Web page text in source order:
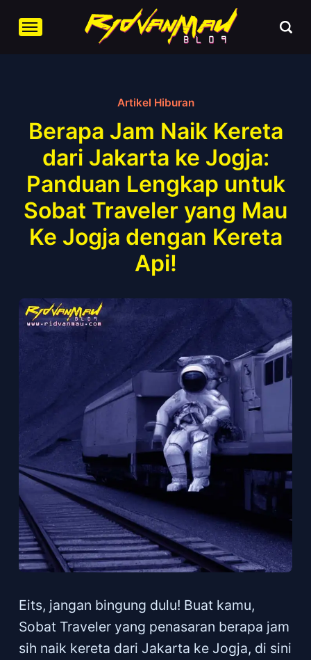
Artikel Hiburan
Berapa Jam Naik Kereta
dari Jakarta ke Jogja:
Panduan Lengkap untuk
Sobat Traveler yang Mau
Ke Jogja dengan Kereta
Api!
Eits, jangan bingung dulu! Buat kamu,
Sobat Traveler yang penasaran berapa jam
sih naik kereta dari Jakarta ke Jogja, di sini